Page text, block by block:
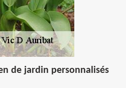
de jardin personnalisés